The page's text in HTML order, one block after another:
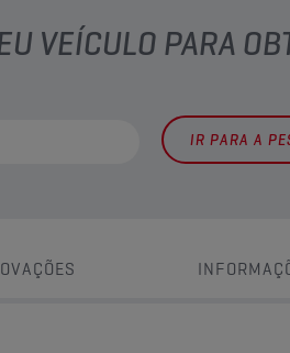
VEÍCULO PARA
IR PARA A